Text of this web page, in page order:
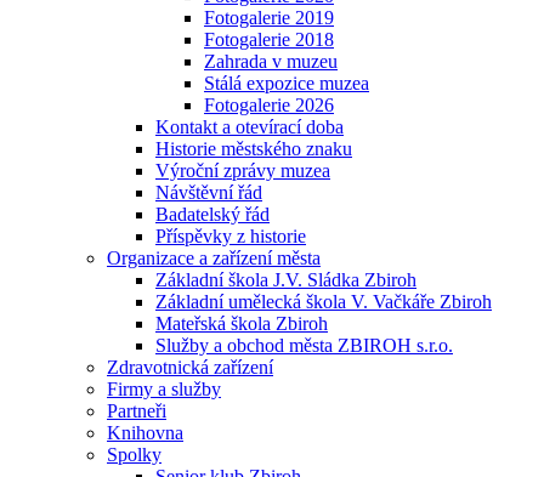
Fotogalerie 2019
Fotogalerie 2018
Zahrada v muzeu
Stálá expozice muzea
Fotogalerie 2026
Kontakt a otevírací doba
Historie městského znaku
Výroční zprávy muzea
Návštěvní řád
Badatelský řád
Příspěvky z historie
Organizace a zařízení města
Základní škola J.V. Sládka Zbiroh
Základní umělecká škola V. Vačkáře Zbiroh
Mateřská škola Zbiroh
Služby a obchod města ZBIROH s.r.o.
Zdravotnická zařízení
Firmy a služby
Partneři
Knihovna
Spolky